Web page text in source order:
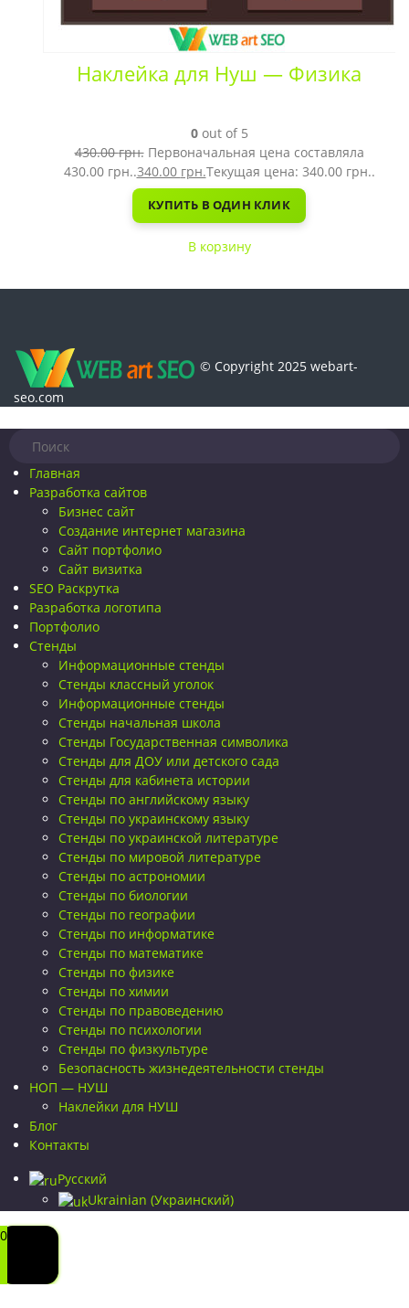
Наклейка для Нуш — Физика
0out of 5
430.00грн. Первоначальная цена составляла
430.00 грн..340.00 грн.Текущая цена: 340.00 грн..
КУПИТЬ В ОДИН КЛИК
В корзину
© Copyright 2025 webart-
seo.com
Главная
Разработка сайтов
Бизнес сайт
Создание интернет магазина
Сайт портфолио
Сайт визитка
SEO Раскрутка
Разработка логотипа
Портфолио
Стенды
Информационные стенды
Стенды классный уголок
Информационные стенды
Стенды начальная школа
Стенды Государственная символика
Стенды для ДОУ или детского сада
Стенды для кабинета истории
Стенды по английскому языку
Стенды по украинскому языку
Стенды по украинской литературе
Стенды по мировой литературе
Стенды по астрономии
Стенды по биологии
Стенды по географии
Стенды по информатике
Стенды по математике
Стенды по физике
Стенды по химии
Стенды по правоведению
Стенды по психологии
Стенды по физкультуре
Безопасность жизнедеятельности стенды
НОП — НУШ
Наклейки для НУШ
Блог
Контакты
Русский
Ukrainian (Украинский)
0